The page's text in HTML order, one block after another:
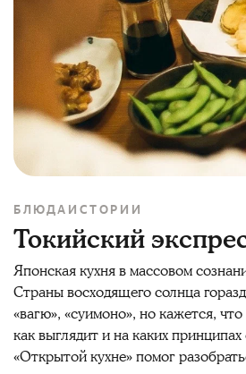
БЛЮДА ИСТОРИИ
Токийский
Японская кухня в массовом
Страны восходящего солнца
«вагю», «суимоно», но кажется,
как выглядит и на каких
«Открытой кухне» помог